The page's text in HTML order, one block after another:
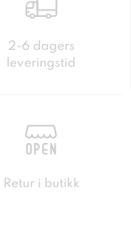
2-6 dagers
leveringstid
Retur i butikk